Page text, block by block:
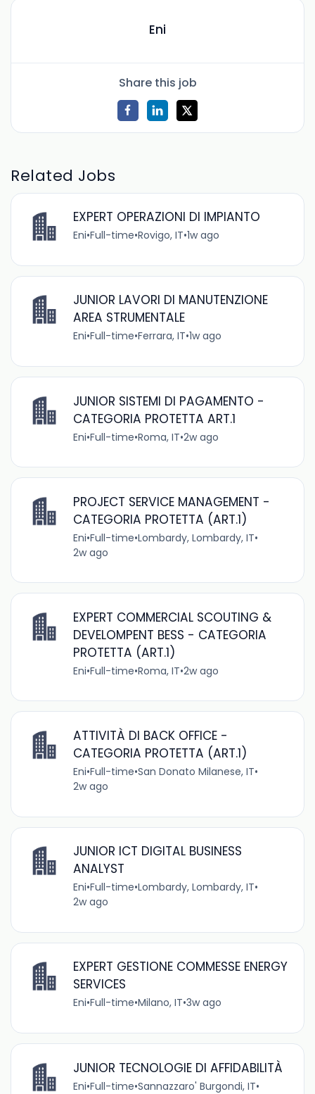
Eni
Share this job
Related Jobs
EXPERT OPERAZIONI DI IMPIANTO
Eni•Full-time•Rovigo, IT•1w ago
JUNIOR LAVORI DI MANUTENZIONE
AREA STRUMENTALE
Eni•Full-time•Ferrara, IT•1w ago
JUNIOR SISTEMI DI PAGAMENTO -
CATEGORIA PROTETTA ART.1
Eni•Full-time•Roma, IT•2w ago
PROJECT SERVICE MANAGEMENT -
CATEGORIA PROTETTA (ART.1)
Eni•Full-time•Lombardy, Lombardy, IT•
2w ago
EXPERT COMMERCIAL SCOUTING &
DEVELOMPENT BESS - CATEGORIA
PROTETTA (ART.1)
Eni•Full-time•Roma, IT•2w ago
ATTIVITÀ DI BACK OFFICE -
CATEGORIA PROTETTA (ART.1)
Eni•Full-time•San Donato Milanese, IT•
2w ago
JUNIOR ICT DIGITAL BUSINESS
ANALYST
Eni•Full-time•Lombardy, Lombardy, IT•
2w ago
EXPERT GESTIONE COMMESSE ENERGY
SERVICES
Eni•Full-time•Milano, IT•3w ago
JUNIOR TECNOLOGIE DI AFFIDABILITÀ
Eni•Full-time•Sannazzaro' Burgondi, IT•